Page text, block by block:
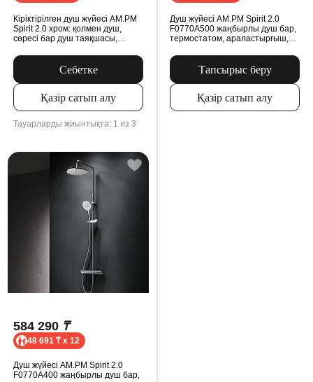
Кіріктірілген душ жүйесі AM.PM
Spirit 2.0 хром: қолмен душ,
сөресі бар душ таяқшасы,
Себетке
Қазір сатып алу
Тауарларды жиынтықта: 1 из 3
Душ жүйесі AM.PM Spirit 2.0
F0770A500 жаңбырлы душ бар,
термостатом, араластырғыш,
Тапсырыс беру
Қазір сатып алу
584 290 ₸
48 691 ₸ x 12
Душ жүйесі AM.PM Spirit 2.0
F0770A400 жаңбырлы душ бар,